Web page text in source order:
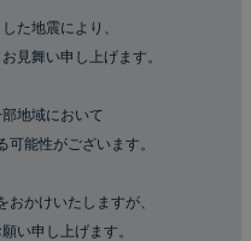
た地震により、
見舞い申し上げます。
地域において
能性がございます。
かけいたしますが、
い申し上げます。